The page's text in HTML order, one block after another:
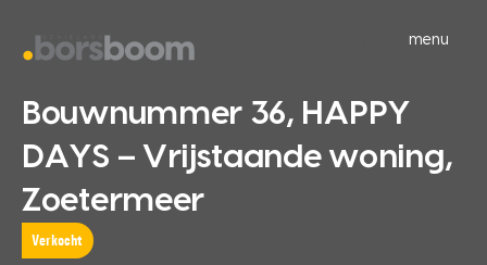
menu
Bouwnummer 36, HAPPY
DAYS – Vrijstaande woning,
Zoetermeer
Verkocht